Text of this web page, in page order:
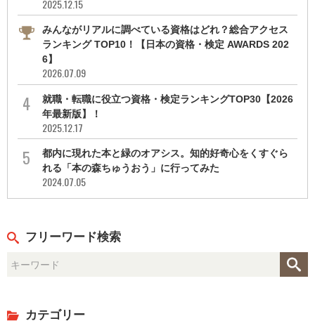
2025.12.15
みんながリアルに調べている資格はどれ？総合アクセス
ランキング TOP10！【日本の資格・検定 AWARDS 202
6】
2026.07.09
就職・転職に役立つ資格・検定ランキングTOP30【2026
年最新版】！
2025.12.17
都内に現れた本と緑のオアシス。知的好奇心をくすぐら
れる「本の森ちゅうおう」に行ってみた
2024.07.05
フリーワード検索
カテゴリー